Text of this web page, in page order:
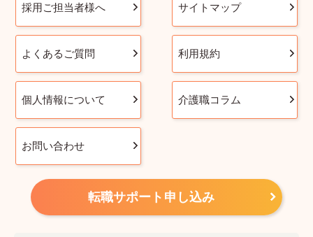
採用ご担当者様へ サイトマップ
よくあるご質問 利用規約
個人情報について 介護職コラム
お問い合わせ
転職サポート申し込み